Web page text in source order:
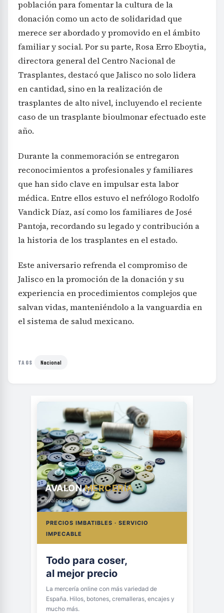
población para fomentar la cultura de la
donación como un acto de solidaridad que
merece ser abordado y promovido en el ámbito
familiar y social. Por su parte, Rosa Erro Eboytia,
directora general del Centro Nacional de
Trasplantes, destacó que Jalisco no solo lidera
en cantidad, sino en la realización de
trasplantes de alto nivel, incluyendo el reciente
caso de un trasplante bioulmonar efectuado este
año.
Durante la conmemoración se entregaron
reconocimientos a profesionales y familiares
que han sido clave en impulsar esta labor
médica. Entre ellos estuvo el nefrólogo Rodolfo
Vandick Díaz, así como los familiares de José
Pantoja, recordando su legado y contribución a
la historia de los trasplantes en el estado.
Este aniversario refrenda el compromiso de
Jalisco en la promoción de la donación y su
experiencia en procedimientos complejos que
salvan vidas, manteniéndolo a la vanguardia en
el sistema de salud mexicano.
TAGS Nacional
AVALONMERCERÍA
avalonmerceria.es
PRECIOS IMBATIBLES · SERVICIO
IMPECABLE
Todo para coser,
al mejor precio
La mercería online con más variedad de
España. Hilos, botones, cremalleras, encajes y
mucho más.